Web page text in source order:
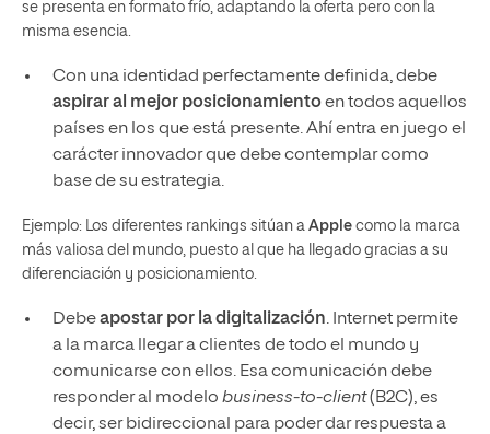
se presenta en formato frío, adaptando la oferta pero con la
misma esencia.
Con una identidad perfectamente definida, debe
aspirar al mejor posicionamientoen todos aquellos
países en los que está presente. Ahí entra en juego el
carácter innovador que debe contemplar como
base de su estrategia.
Ejemplo: Los diferentes rankings sitúan a Apple como la marca
más valiosa del mundo, puesto al que ha llegado gracias a su
diferenciación y posicionamiento.
Debeapostar por la digitalización. Internet permite
a la marca llegar a clientes de todo el mundo y
comunicarse con ellos. Esa comunicación debe
responder al modelo business-to-client(B2C), es
decir, ser bidireccional para poder dar respuesta a